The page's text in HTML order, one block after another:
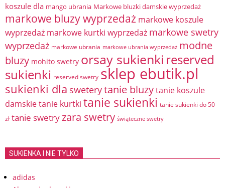
koszule dla mango ubrania Markowe bluzki damskie wyprzedaż
markowe bluzy wyprzedaż markowe koszule
wyprzedaż markowe kurtki wyprzedaż markowe swetry
wyprzedaż markowe ubrania markowe ubrania wyprzedaż modne
bluzy mohito swetry orsay sukienki reserved
sukienki reserved swetry sklep ebutik.pl
sukienki dla sweterytanie bluzytanie koszule
damskietanie kurtki tanie sukienki tanie sukienki do 50
zł tanie swetryzara swetry świąteczne swetry
SUKIENKA I NIE TYLKO
adidas